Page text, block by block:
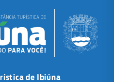
de Ibiúna